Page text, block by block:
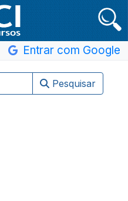
Entrar com Google
Pesquisar